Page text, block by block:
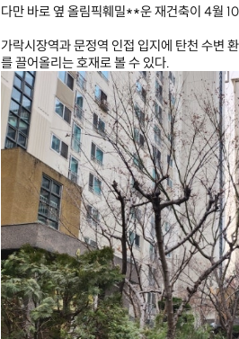
다만 바로 옆 올림픽훼밀**운 재건축이 4월
가락시장역과 문정역 인접 입지에 탄천 수변
를 끌어올리는 호재로 볼 수 있다.